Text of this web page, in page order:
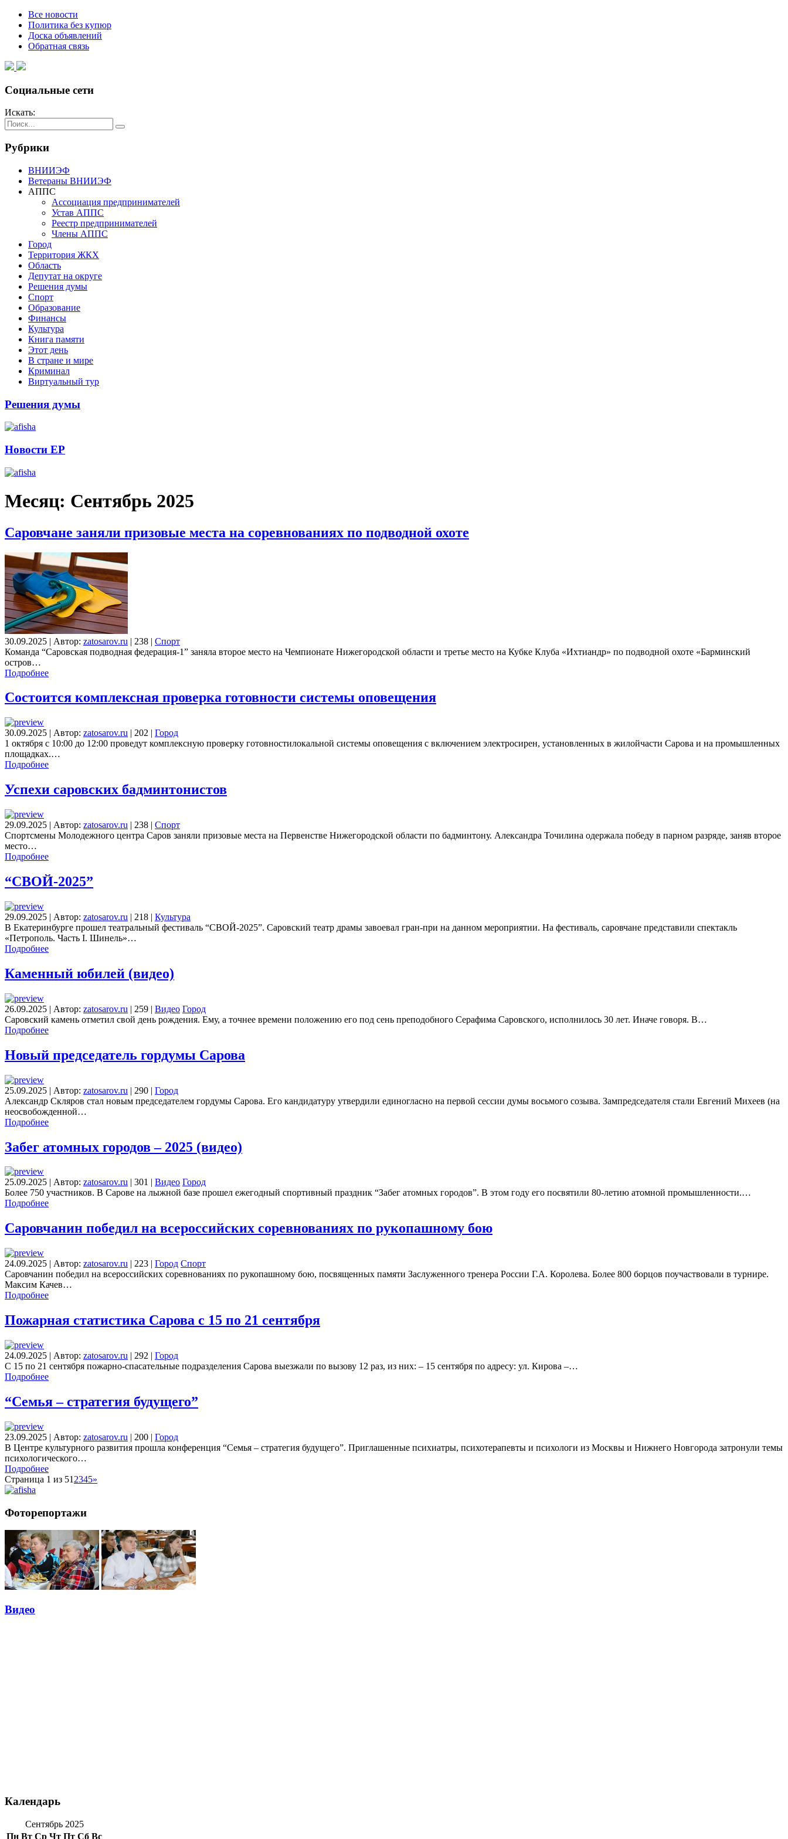
Все новости
Политика без купюр
Доска объявлений
Обратная связь
Социальные сети
Искать:
Рубрики
ВНИИЭФ
Ветераны ВНИИЭФ
АППС
Ассоциация предпринимателей
Устав АППС
Реестр предпринимателей
Члены АППС
Город
Территория ЖКХ
Область
Депутат на округе
Решения думы
Спорт
Образование
Финансы
Культура
Книга памяти
Этот день
В стране и мире
Криминал
Виртуальный тур
Решения думы
Новости ЕР
Месяц: Сентябрь 2025
Саровчане заняли призовые места на соревнованиях по подводной охоте
30.09.2025 | Автор: zatosarov.ru | 238 | Спорт
Команда “Саровская подводная федерация-1” заняла второе место на Чемпионате Нижегородской области и третье место на Кубке Клуба «Ихтиандр» по подводной охоте «Барминский
остров…
Подробнее
Состоится комплексная проверка готовности системы оповещения
30.09.2025 | Автор: zatosarov.ru | 202 | Город
1 октября с 10:00 до 12:00 проведут комплексную проверку готовностилокальной системы оповещения с включением электросирен, установленных в жилойчасти Сарова и на промышленных
площадках.…
Подробнее
Успехи саровских бадминтонистов
29.09.2025 | Автор: zatosarov.ru | 238 | Спорт
Спортсмены Молодежного центра Саров заняли призовые места на Первенстве Нижегородской области по бадминтону. Александра Точилина одержала победу в парном разряде, заняв второе
место…
Подробнее
“СВОЙ-2025”
29.09.2025 | Автор: zatosarov.ru | 218 | Культура
В Екатеринбурге прошел театральный фестиваль “СВОЙ-2025”. Саровский театр драмы завоевал гран-при на данном мероприятии. На фестиваль, саровчане представили спектакль
«Петрополь. Часть I. Шинель»…
Подробнее
Каменный юбилей (видео)
26.09.2025 | Автор: zatosarov.ru | 259 | Видео Город
Саровский камень отметил свой день рождения. Ему, а точнее времени положению его под сень преподобного Серафима Саровского, исполнилось 30 лет. Иначе говоря. В…
Подробнее
Новый председатель гордумы Сарова
25.09.2025 | Автор: zatosarov.ru | 290 | Город
Александр Скляров стал новым председателем гордумы Сарова. Его кандидатуру утвердили единогласно на первой сессии думы восьмого созыва. Зампредседателя стали Евгений Михеев (на
неосвобожденной…
Подробнее
Забег атомных городов – 2025 (видео)
25.09.2025 | Автор: zatosarov.ru | 301 | Видео Город
Более 750 участников. В Сарове на лыжной базе прошел ежегодный спортивный праздник “Забег атомных городов”. В этом году его посвятили 80-летию атомной промышленности.…
Подробнее
Саровчанин победил на всероссийских соревнованиях по рукопашному бою
24.09.2025 | Автор: zatosarov.ru | 223 | Город Спорт
Саровчанин победил на всероссийских соревнованиях по рукопашному бою, посвященных памяти Заслуженного тренера России Г.А. Королева. Более 800 борцов поучаствовали в турнире.
Максим Качев…
Подробнее
Пожарная статистика Сарова с 15 по 21 сентября
24.09.2025 | Автор: zatosarov.ru | 292 | Город
С 15 по 21 сентября пожарно-спасательные подразделения Сарова выезжали по вызову 12 раз, из них: – 15 сентября по адресу: ул. Кирова –…
Подробнее
“Семья – стратегия будущего”
23.09.2025 | Автор: zatosarov.ru | 200 | Город
В Центре культурного развития прошла конференция “Семья – стратегия будущего”. Приглашенные психиатры, психотерапевты и психологи из Москвы и Нижнего Новгорода затронули темы
психологического…
Подробнее
Страница 1 из 51 2345»
Фоторепортажи
Видео
Календарь
Сентябрь 2025
Пн Вт Ср Чт Пт Сб Вс